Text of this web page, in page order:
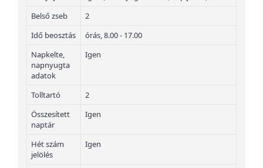
Belső zseb
2
Idő beosztás
órás, 8.00 - 17.00
Napkelte,
napnyugta
adatok
Igen
Tolltartó
2
Összesített
naptár
Igen
Hét szám
jelölés
Igen